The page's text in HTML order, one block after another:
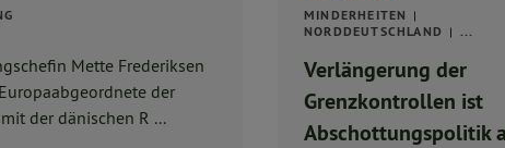
Mette Frederiksen
der
der dänischen R ...
MINDERHEITEN
NORDDEUTSCHLAND
...
Verlängerung der
Grenzkontrollen ist
Abschottungspolitik